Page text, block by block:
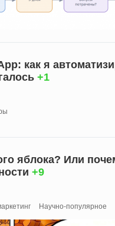
как я
+1
яблока? Или
+9
Научно-популярное